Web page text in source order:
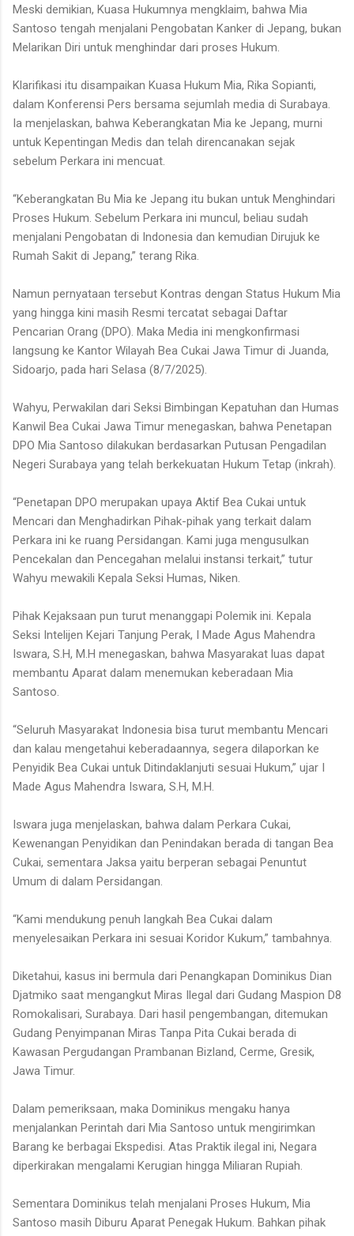
Meski demikian, Kuasa Hukumnya mengklaim, bahwa Mia
Santoso tengah menjalani Pengobatan Kanker di Jepang, bukan
Melarikan Diri untuk menghindar dari proses Hukum.
Klarifikasi itu disampaikan Kuasa Hukum Mia, Rika Sopianti,
dalam Konferensi Pers bersama sejumlah media di Surabaya.
Ia menjelaskan, bahwa Keberangkatan Mia ke Jepang, murni
untuk Kepentingan Medis dan telah direncanakan sejak
sebelum Perkara ini mencuat.
“Keberangkatan Bu Mia ke Jepang itu bukan untuk Menghindari
Proses Hukum. Sebelum Perkara ini muncul, beliau sudah
menjalani Pengobatan di Indonesia dan kemudian Dirujuk ke
Rumah Sakit di Jepang,” terang Rika.
Namun pernyataan tersebut Kontras dengan Status Hukum Mia
yang hingga kini masih Resmi tercatat sebagai Daftar
Pencarian Orang (DPO). Maka Media ini mengkonfirmasi
langsung ke Kantor Wilayah Bea Cukai Jawa Timur di Juanda,
Sidoarjo, pada hari Selasa (8/7/2025).
Wahyu, Perwakilan dari Seksi Bimbingan Kepatuhan dan Humas
Kanwil Bea Cukai Jawa Timur menegaskan, bahwa Penetapan
DPO Mia Santoso dilakukan berdasarkan Putusan Pengadilan
Negeri Surabaya yang telah berkekuatan Hukum Tetap (inkrah).
“Penetapan DPO merupakan upaya Aktif Bea Cukai untuk
Mencari dan Menghadirkan Pihak-pihak yang terkait dalam
Perkara ini ke ruang Persidangan. Kami juga mengusulkan
Pencekalan dan Pencegahan melalui instansi terkait,” tutur
Wahyu mewakili Kepala Seksi Humas, Niken.
Pihak Kejaksaan pun turut menanggapi Polemik ini. Kepala
Seksi Intelijen Kejari Tanjung Perak, I Made Agus Mahendra
Iswara, S.H, M.H menegaskan, bahwa Masyarakat luas dapat
membantu Aparat dalam menemukan keberadaan Mia
Santoso.
“Seluruh Masyarakat Indonesia bisa turut membantu Mencari
dan kalau mengetahui keberadaannya, segera dilaporkan ke
Penyidik Bea Cukai untuk Ditindaklanjuti sesuai Hukum,” ujar I
Made Agus Mahendra Iswara, S.H, M.H.
Iswara juga menjelaskan, bahwa dalam Perkara Cukai,
Kewenangan Penyidikan dan Penindakan berada di tangan Bea
Cukai, sementara Jaksa yaitu berperan sebagai Penuntut
Umum di dalam Persidangan.
“Kami mendukung penuh langkah Bea Cukai dalam
menyelesaikan Perkara ini sesuai Koridor Kukum,” tambahnya.
Diketahui, kasus ini bermula dari Penangkapan Dominikus Dian
Djatmiko saat mengangkut Miras Ilegal dari Gudang Maspion D8
Romokalisari, Surabaya. Dari hasil pengembangan, ditemukan
Gudang Penyimpanan Miras Tanpa Pita Cukai berada di
Kawasan Pergudangan Prambanan Bizland, Cerme, Gresik,
Jawa Timur.
Dalam pemeriksaan, maka Dominikus mengaku hanya
menjalankan Perintah dari Mia Santoso untuk mengirimkan
Barang ke berbagai Ekspedisi. Atas Praktik ilegal ini, Negara
diperkirakan mengalami Kerugian hingga Miliaran Rupiah.
Sementara Dominikus telah menjalani Proses Hukum, Mia
Santoso masih Diburu Aparat Penegak Hukum. Bahkan pihak